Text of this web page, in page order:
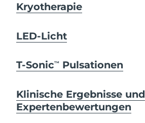
Kryotherapie
LED-Licht
T-SonicTM Pulsationen
Klinische Ergebnisse und
Expertenbewertungen